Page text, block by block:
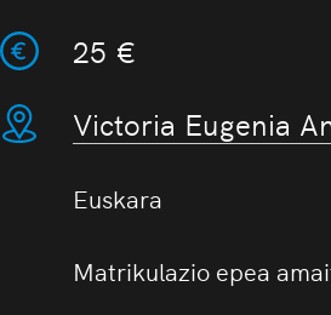
25 €
Victoria Eugenia
Euskara
Matrikulazio epea